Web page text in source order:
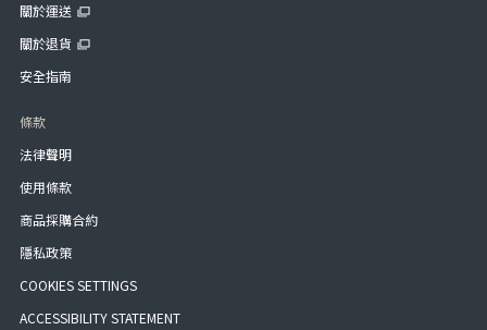
關於運送
關於退貨
安全指南
條款
法律聲明
使用條款
商品採購合約
隱私政策
COOKIES SETTINGS
ACCESSIBILITY STATEMENT